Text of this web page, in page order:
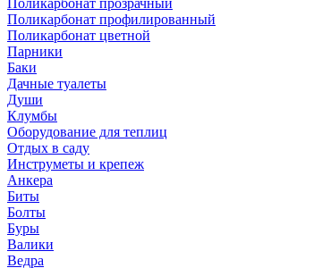
Поликарбонат прозрачный
Поликарбонат профилированный
Поликарбонат цветной
Парники
Баки
Дачные туалеты
Души
Клумбы
Оборудование для теплиц
Отдых в саду
Инструметы и крепеж
Анкера
Биты
Болты
Буры
Валики
Ведра